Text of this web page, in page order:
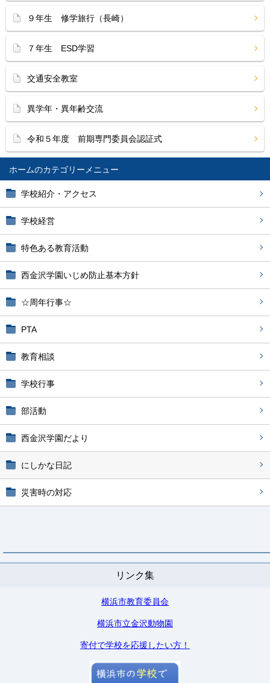
ホーム
学校紹介・アクセス
学校経営
特色ある教育活動
西金沢学園いじめ防止基本方針
☆周年行事☆
PTA
教育相談
学校行事
部活動
西金沢学園だより
にしかな日記
災害時の対応
リンク集
横浜市教育委員会
横浜市立金沢動物園
寄付で学校を応援したい方！
９年生 修学旅行（長崎）
７年生 ESD学習
交通安全教室
異学年・異年齢交流
令和５年度 前期専門委員会認証式